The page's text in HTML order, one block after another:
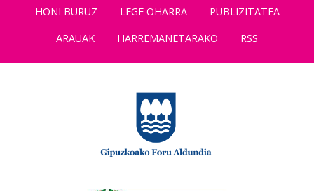
HONI BURUZ LEGE OHARRA
PUBLIZITATEA
ARAUAK
HARREMANETARAKO RSS